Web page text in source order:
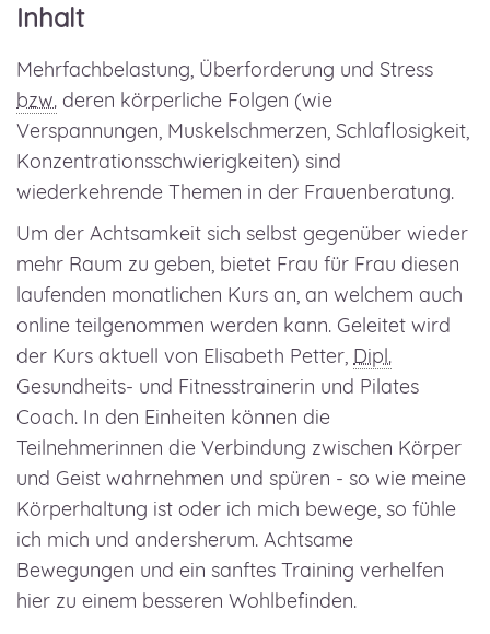
Inhalt
Mehrfachbelastung, Überforderung und Stress
bzw. deren körperliche Folgen (wie
Verspannungen, Muskelschmerzen, Schlaflosigkeit,
Konzentrationsschwierigkeiten) sind
wiederkehrende Themen in der Frauenberatung.
Um der Achtsamkeit sich selbst gegenüber wieder
mehr Raum zu geben, bietet Frau für Frau diesen
laufenden monatlichen Kurs an, an welchem auch
online teilgenommen werden kann. Geleitet wird
der Kurs aktuell von Elisabeth Petter, Dipl.
Gesundheits- und Fitnesstrainerin und Pilates
Coach. In den Einheiten können die
Teilnehmerinnen die Verbindung zwischen Körper
und Geist wahrnehmen und spüren - so wie meine
Körperhaltung ist oder ich mich bewege, so fühle
ich mich und andersherum. Achtsame
Bewegungen und ein sanftes Training verhelfen
hier zu einem besseren Wohlbefinden.